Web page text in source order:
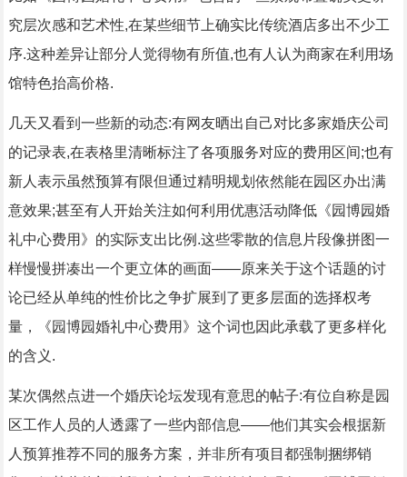
究层次感和艺术性,在某些细节上确实比传统酒店多出不少工
序.这种差异让部分人觉得物有所值,也有人认为商家在利用场
馆特色抬高价格.
几天又看到一些新的动态:有网友晒出自己对比多家婚庆公司
的记录表,在表格里清晰标注了各项服务对应的费用区间;也有
新人表示虽然预算有限但通过精明规划依然能在园区办出满
意效果;甚至有人开始关注如何利用优惠活动降低《园博园婚
礼中心费用》的实际支出比例.这些零散的信息片段像拼图一
样慢慢拼凑出一个更立体的画面——原来关于这个话题的讨
论已经从单纯的性价比之争扩展到了更多层面的选择权考
量，《园博园婚礼中心费用》这个词也因此承载了更多样化
的含义.
某次偶然点进一个婚庆论坛发现有意思的帖子:有位自称是园
区工作人员的人透露了一些内部信息——他们其实会根据新
人预算推荐不同的服务方案，并非所有项目都强制捆绑销